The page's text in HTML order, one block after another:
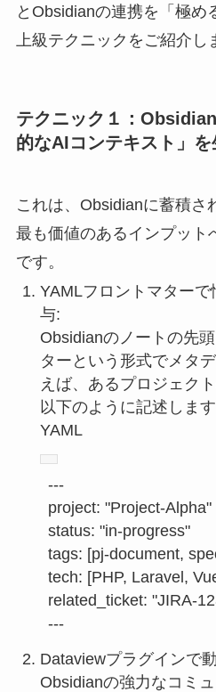
とObsidianの連携を「極め
上級テクニックをご紹介し
テクニック１：
的なAIコンテキスト」を
これは、Obsidianに蓄積さ
最も価値のあるインプット
です。
YAMLフロントマター
与:
Obsidianのノートの先
ターという形式でメタ
えば、あるプロジェク
以下のように記述します
YAML
---
project: "Project-Alpha"
status: "in-progress"
tags: [pj-document,
tech: [PHP, Laravel ,
related_ticket: "JIRA-
---
Dataviewプラグインで
Obsidianの強力なコミ